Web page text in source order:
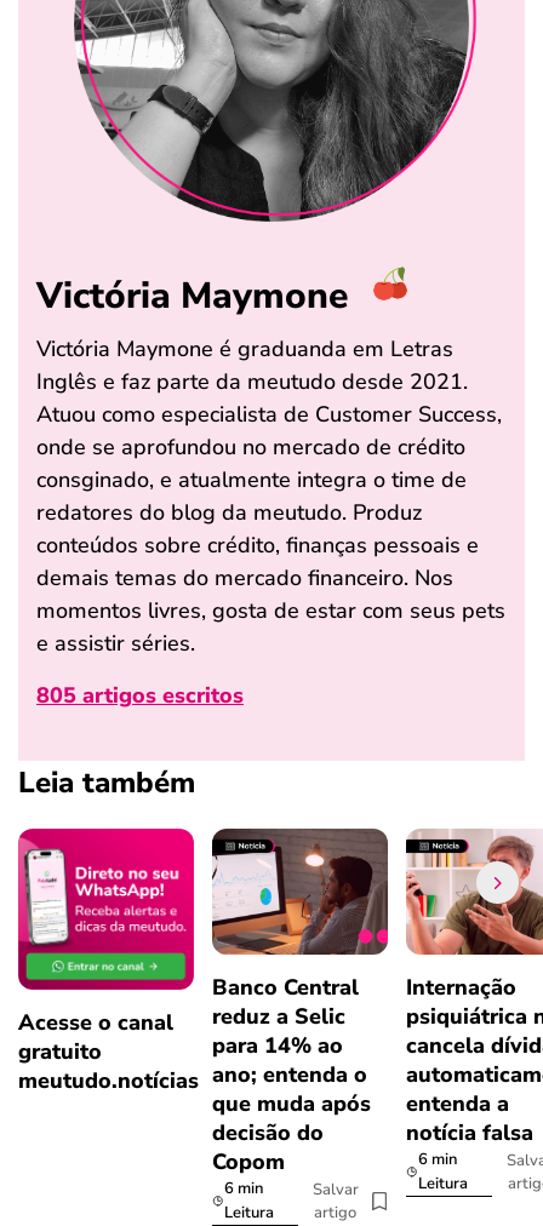
Victória Maymone
Victória Maymone é graduanda em Letras
Inglês e faz parte da meutudo desde 2021.
Atuou como especialista de Customer Success,
onde se aprofundou no mercado de crédito
consginado, e atualmente integra o time de
redatores do blog da meutudo. Produz
conteúdos sobre crédito, finanças pessoais e
demais temas do mercado financeiro. Nos
momentos livres, gosta de estar com seus pets
e assistir séries.
805 artigos escritos
Leia também
Acesse o canal
gratuito
meutudo.notícias
Banco Central
reduz a Selic
para 14% ao
ano; entenda o
que muda após
decisão do
Copom
6 min
Leitura
Salvar
artigo
Internação
psiquiátrica
cancela
entenda a
notícia falsa
6 min
Leitura